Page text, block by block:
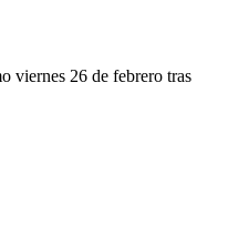
viernes 26 de febrero tras